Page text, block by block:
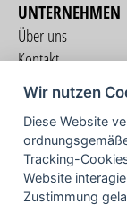
UNTERNEHMEN
Über uns
Kontakt
Impressum
Wir nutzen
Diese Website
Tracking-
Website
Zustimmung